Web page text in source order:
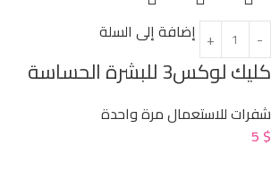
إضافة إلى السلة
كليك لوكس3 للبشرة الحساسة
شفرات للاستعمال مرة واحدة
5 $